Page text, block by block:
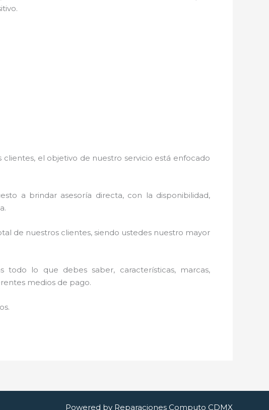
el objetivo de nuestro servicio está enfocado
a brindar asesoría directa, con la disponibilidad,
de nuestros clientes, siendo ustedes nuestro mayor
lo que debes saber, características, marcas,
medios de pago.
Powered by Reparaciones Computo CDMX